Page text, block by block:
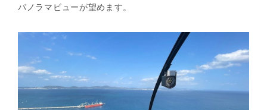
パノラマビューが望めます。